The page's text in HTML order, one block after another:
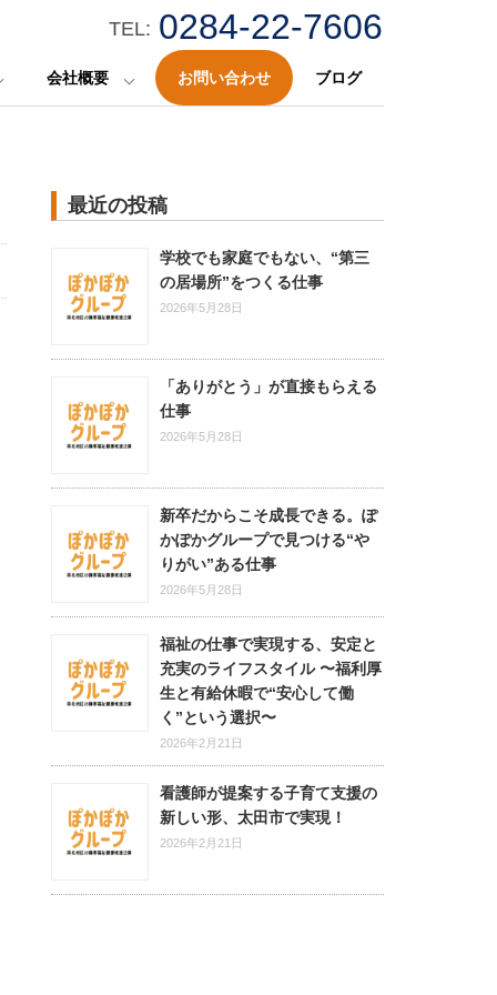
TEL: 0284-22-7606
会社概要 お問い合わせ ブログ
最近の投稿
学校でも家庭でもない、“第三
の居場所”をつくる仕事
2026年5月28日
「ありがとう」が直接もらえる
仕事
2026年5月28日
新卒だからこそ成長できる。ぽ
かぽかグループで見つける“や
りがい”ある仕事
2026年5月28日
福祉の仕事で実現する、安定と
充実のライフスタイル 〜福利厚
生と有給休暇で“安心して働
く”という選択〜
2026年2月21日
看護師が提案する子育て支援の
新しい形、太田市で実現！
2026年2月21日